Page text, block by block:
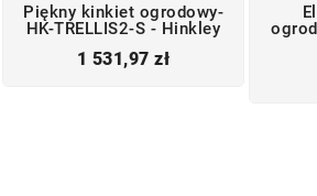
Piękny kinkiet ogrodowy-
HK-TRELLIS2-S - Hinkley
1 531,97 złCena